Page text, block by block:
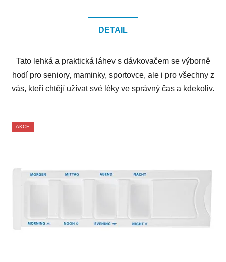
DETAIL
Tato lehká a praktická láhev s dávkovačem se výborně
hodí pro seniory, maminky, sportovce, ale i pro všechny z
vás, kteří chtějí užívat své léky ve správný čas a kdekoliv.
AKCE